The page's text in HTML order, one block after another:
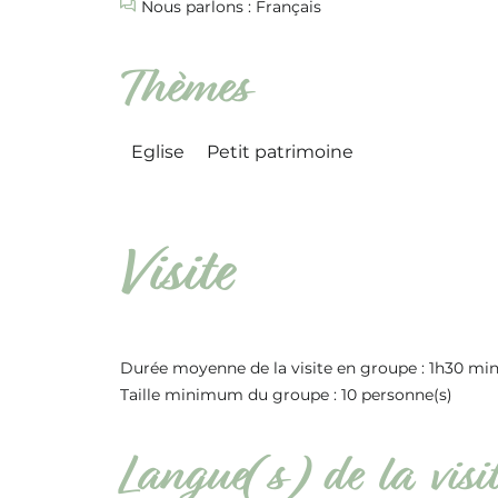
Nous parlons : Français
Thèmes
Eglise Petit patrimoine
Visite
Durée moyenne de la visite en groupe : 1h30
Taille minimum du groupe : 10 personne(s)
Langue(s) de la